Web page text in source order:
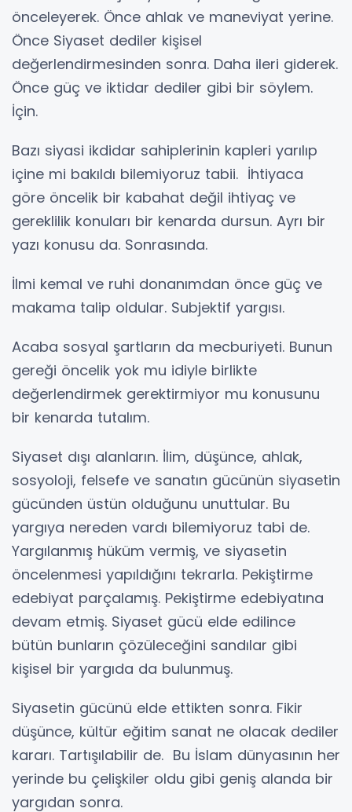
önceleyerek. Önce ahlak ve maneviyat yerine.
Önce Siyaset dediler kişisel
değerlendirmesinden sonra. Daha ileri giderek.
Önce güç ve iktidar dediler gibi bir söylem.
İçin.
Bazı siyasi ikdidar sahiplerinin kapleri yarılıp
içine mi bakıldı bilemiyoruz tabii. İhtiyaca
göre öncelik bir kabahat değil ihtiyaç ve
gereklilik konuları bir kenarda dursun. Ayrı bir
yazı konusu da. Sonrasında.
İlmi kemal ve ruhi donanımdan önce güç ve
makama talip oldular. Subjektif yargısı.
Acaba sosyal şartların da mecburiyeti. Bunun
gereği öncelik yok mu idiyle birlikte
değerlendirmek gerektirmiyor mu konusunu
bir kenarda tutalım.
Siyaset dışı alanların. İlim, düşünce, ahlak,
sosyoloji, felsefe ve sanatın gücünün siyasetin
gücünden üstün olduğunu unuttular. Bu
yargıya nereden vardı bilemiyoruz tabi de.
Yargılanmış hüküm vermiş, ve siyasetin
öncelenmesi yapıldığını tekrarla. Pekiştirme
edebiyat parçalamış. Pekiştirme edebiyatına
devam etmiş. Siyaset gücü elde edilince
bütün bunların çözüleceğini sandılar gibi
kişisel bir yargıda da bulunmuş.
Siyasetin gücünü elde ettikten sonra. Fikir
düşünce, kültür eğitim sanat ne olacak dediler
kararı. Tartışılabilir de. Bu İslam dünyasının her
yerinde bu çelişkiler oldu gibi geniş alanda bir
yargıdan sonra.